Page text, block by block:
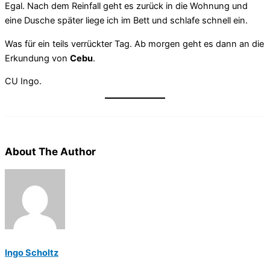
Egal. Nach dem Reinfall geht es zurück in die Wohnung und
eine Dusche später liege ich im Bett und schlafe schnell ein.
Was für ein teils verrückter Tag. Ab morgen geht es dann an die
Erkundung von Cebu.
CU Ingo.
About The Author
Ingo Scholtz